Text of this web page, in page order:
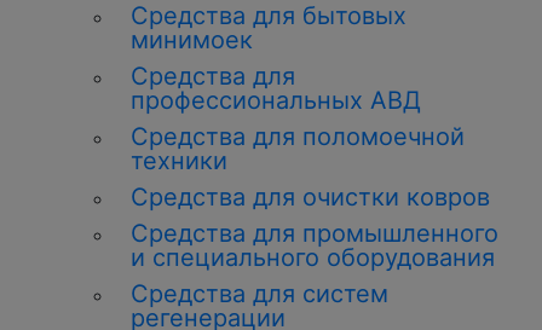
Средства для бытовых
минимоек
Средства для
профессиональных АВД
Средства для поломоечной
техники
Средства для очистки ковров
Средства для промышленного
и специального оборудования
Средства для систем
регенерации